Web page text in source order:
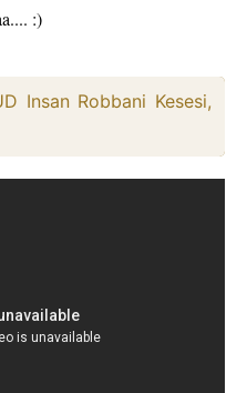
:)
Insan Robbani Kesesi,